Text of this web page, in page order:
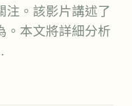
注。該影片講述了
。本文將詳細分析